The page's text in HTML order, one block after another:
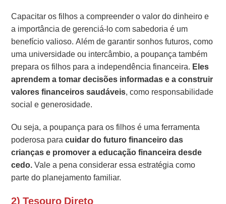
Capacitar os filhos a compreender o valor do dinheiro e
a importância de gerenciá-lo com sabedoria é um
benefício valioso. Além de garantir sonhos futuros, como
uma universidade ou intercâmbio, a poupança também
prepara os filhos para a independência financeira. Eles
aprendem a tomar decisões informadase a construir
valores financeiros saudáveis, como responsabilidade
social e generosidade.
Ou seja, a poupança para os filhos é uma ferramenta
poderosa paracuidar do futuro financeiro das
crianças e promover a educação financeira desde
cedo.Vale a pena considerar essa estratégia como
parte do planejamento familiar.
2) Tesouro Direto